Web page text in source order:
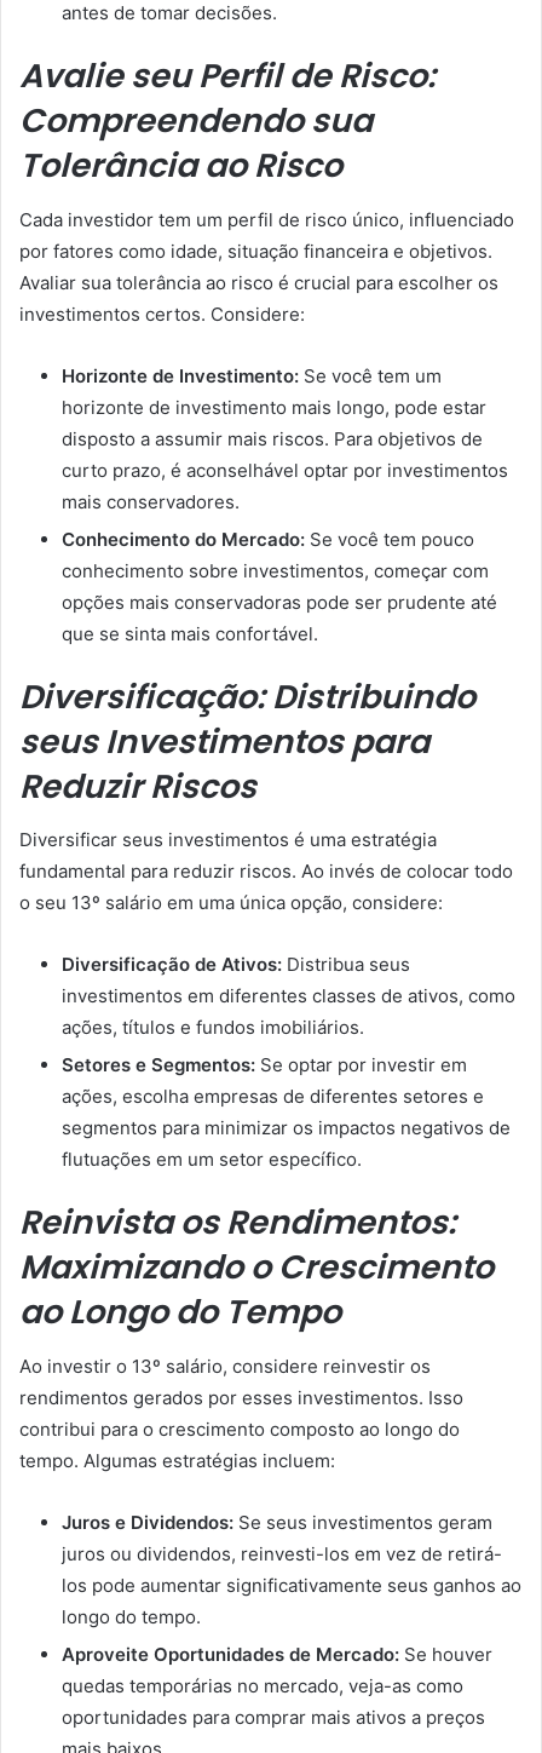
antes de tomar decisões.
Avalie seu Perfil de Risco:
Compreendendo sua
Tolerância ao Risco
Cada investidor tem um perfil de risco único, influenciado
por fatores como idade, situação financeira e objetivos.
Avaliar sua tolerância ao risco é crucial para escolher os
investimentos certos. Considere:
Horizonte de Investimento: Se você tem um
horizonte de investimento mais longo, pode estar
disposto a assumir mais riscos. Para objetivos de
curto prazo, é aconselhável optar por investimentos
mais conservadores.
Conhecimento do Mercado: Se você tem pouco
conhecimento sobre investimentos, começar com
opções mais conservadoras pode ser prudente até
que se sinta mais confortável.
Diversificação: Distribuindo
seus Investimentos para
Reduzir Riscos
Diversificar seus investimentos é uma estratégia
fundamental para reduzir riscos. Ao invés de colocar todo
o seu 13º salário em uma única opção, considere:
Diversificação de Ativos: Distribua seus
investimentos em diferentes classes de ativos, como
ações, títulos e fundos imobiliários.
Setores e Segmentos: Se optar por investir em
ações, escolha empresas de diferentes setores e
segmentos para minimizar os impactos negativos de
flutuações em um setor específico.
Reinvista os Rendimentos:
Maximizando o Crescimento
ao Longo do Tempo
Ao investir o 13º salário, considere reinvestir os
rendimentos gerados por esses investimentos. Isso
contribui para o crescimento composto ao longo do
tempo. Algumas estratégias incluem:
Juros e Dividendos: Se seus investimentos geram
juros ou dividendos, reinvesti-los em vez de retirá-
los pode aumentar significativamente seus ganhos ao
longo do tempo.
Aproveite Oportunidades de Mercado: Se houver
quedas temporárias no mercado, veja-as como
oportunidades para comprar mais ativos a preços